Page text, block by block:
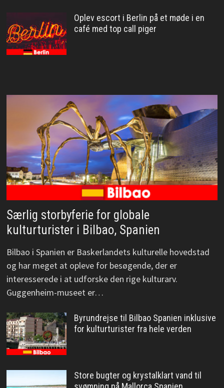
Oplev escort i Berlin på et møde i en
café med top call piger
Særlig storbyferie for globale
kulturturister i Bilbao, Spanien
Bilbao i Spanien er Baskerlandets kulturelle hovedstad
og har meget at opleve for besøgende, der er
interesserede i at udforske den rige kulturarv.
Guggenheim-museet er…
Byrundrejse til Bilbao Spanien inklusive
for kulturturister fra hele verden
Store bugter og krystalklart vand til